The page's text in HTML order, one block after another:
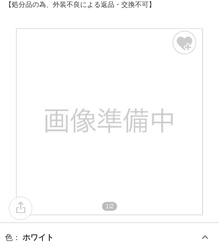
【処分品の為、外装不良による返品・交換不可】
1/2
色 ： ホワイト